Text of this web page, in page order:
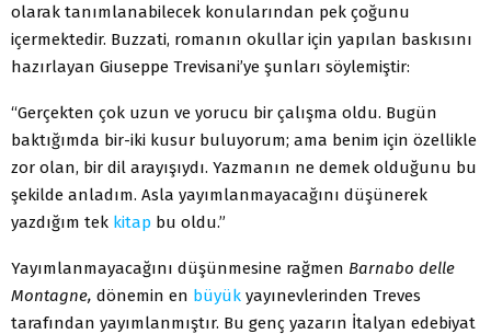
olarak tanımlanabilecek konularından pek çoğunu
içermektedir. Buzzati, romanın okullar için yapılan baskısını
hazırlayan Giuseppe Trevisani’ye şunları söylemiştir:
“Gerçekten çok uzun ve yorucu bir çalışma oldu. Bugün
baktığımda bir-iki kusur buluyorum; ama benim için özellikle
zor olan, bir dil arayışıydı. Yazmanın ne demek olduğunu bu
şekilde anladım. Asla yayımlanmayacağını düşünerek
yazdığım tek kitap bu oldu.”
Yayımlanmayacağını düşünmesine rağmen Barnabo delle
Montagne, dönemin en büyük yayınevlerinden Treves
tarafından yayımlanmıştır. Bu genç yazarın İtalyan edebiyat